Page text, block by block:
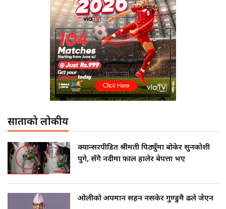
साताको लोकप्रीय
क्यान्सरपीडित श्रीमती पिठ्युँमा बोकेर सुनकोशी
पुगे, सँगै नदीमा फाल हालेर बेपत्ता भए
ओलीको अपमान सहन नसकेर गुण्डुमै ढले जेएन